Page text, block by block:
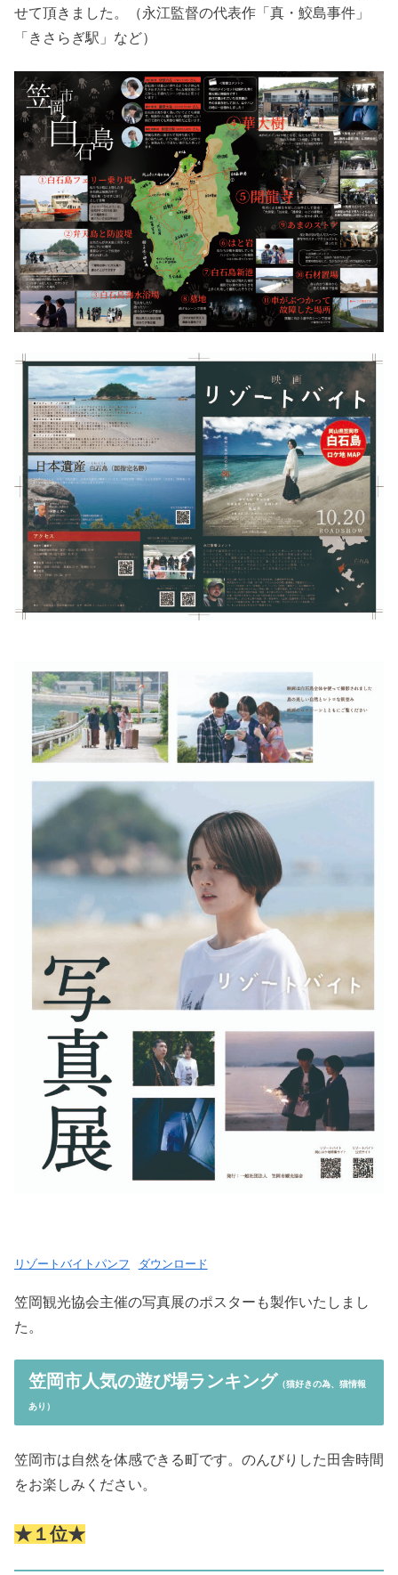
せて頂きました。（永江監督の代表作「真・鮫島事件」
「きさらぎ駅」など）
リゾートバイトパンフ ダウンロード
笠岡観光協会主催の写真展のポスターも製作いたしまし
た。
笠岡市人気の遊び場ランキング （猫好きの為、猫情報
あり）
笠岡市は自然を体感できる町です。のんびりした田舎時間
をお楽しみください。
★１位★